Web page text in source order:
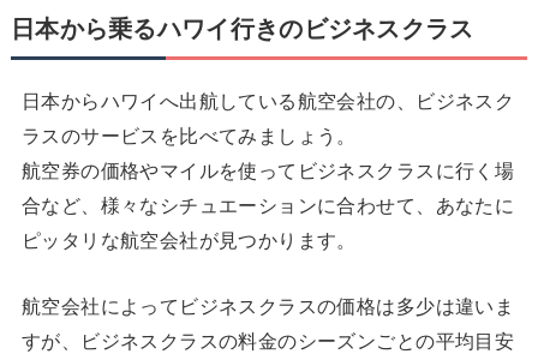
日本から乗るハワイ行きのビジネスクラス
日本からハワイへ出航している航空会社の、ビジネスク
ラスのサービスを比べてみましょう。
航空券の価格やマイルを使ってビジネスクラスに行く場
合など、様々なシチュエーションに合わせて、あなたに
ピッタリな航空会社が見つかります。
航空会社によってビジネスクラスの価格は多少は違いま
すが、ビジネスクラスの料金のシーズンごとの平均目安